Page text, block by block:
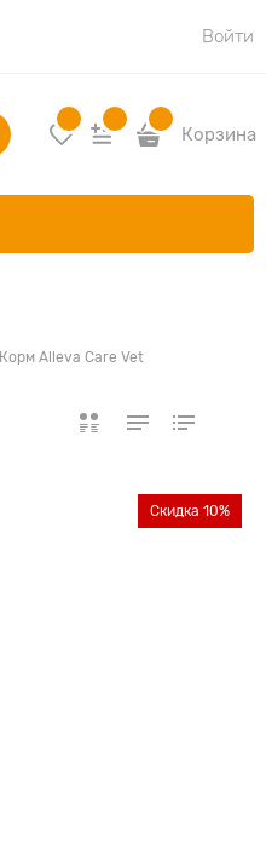
Войти
Корзина
Корм Alleva Care Vet
Скидка 10%